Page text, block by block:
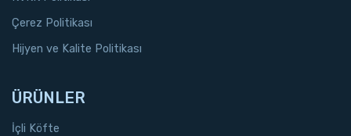
Çerez Politikası
Hijyen ve Kalite Politikası
ÜRÜNLER
İçli Köfte